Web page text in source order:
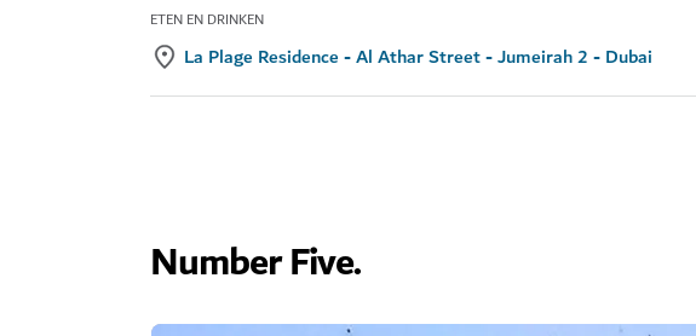
ETEN EN DRINKEN
La Plage Residence - Al Athar Street - Jumeirah 2 - Dubai
Number Five.